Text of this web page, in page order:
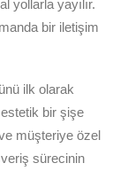
yollarla yayılır.
bir iletişim
ilk olarak
bir şişe
müşteriye özel
sürecinin